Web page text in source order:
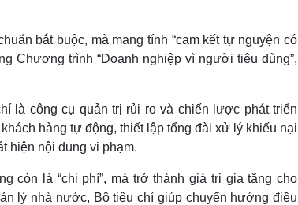
bắt buộc, mà mang tính “cam kết tự nguyện có
Chương trình “Doanh nghiệp vì người tiêu dùng”,
là công cụ quản trị rủi ro và chiến lược phát triển
hàng tự động, thiết lập tổng đài xử lý khiếu nại
hiện nội dung vi phạm.
còn là “chi phí”, mà trở thành giá trị gia tăng cho
lý nhà nước, Bộ tiêu chí giúp chuyển hướng điều